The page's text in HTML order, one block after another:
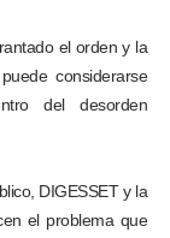
el orden y la
considerarse
del desorden
DIGESSET y la
el problema que